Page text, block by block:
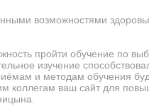
возможностями
пройти обучение по
изучение
и методам обучения
коллегам ваш сайт для